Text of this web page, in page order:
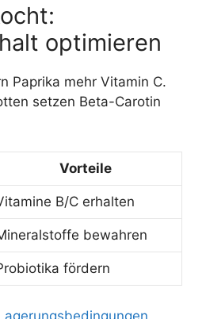
optimieren
Paprika mehr Vitamin C.
setzen Beta-Carotin
Vorteile
B/C erhalten
bewahren
fördern